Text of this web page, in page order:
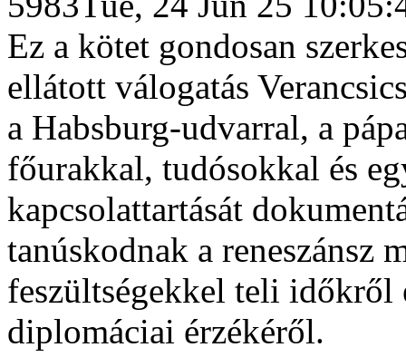
Ez a kötet gondosan
ellátott válogatás
a Habsburg-udvarral, a
főurakkal, tudósokkal és
kapcsolattartását
tanúskodnak a reneszánsz
feszültségekkel teli időkről
diplomáciai érzékéről.